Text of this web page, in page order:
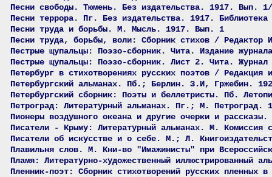
Песни свободы. Тюмень. Без издательства. 1917. Вып.
Песни террора. Пг. Без издательства. 1917. Библиотека
Песни труда и борьбы. М. Мысль. 1917. Вып. 1
Песни труда, борьбы, воли: Сборник стихов /
Пестрые щупальцы: Поэзо-сборник. Чита. Издание
Пестрые щупальцы: Поэзо-сборник. Лист 2. Чита.
Петербург в стихотворениях русских поэтов /
Петербургский альманах. Пб.; Берлин. З.И, Гржебин.
Петербургский сборник: Поэты и беллетристы. Пб.
Петроград: Литературный альманах. Пг.; М. Петроград.
Пионеры воздушного океана и другие очерки и
Писатели - Крыму: Литературный альманах. М. Комиссия
Писатели об искусстве и о себе. М.; Л.
Плавильня слов. М. Кни-во "Имажинисты" при
Пламя: Литературно-художественный иллюстрированный
Пленник-поэт: Сборник стихотворений русских